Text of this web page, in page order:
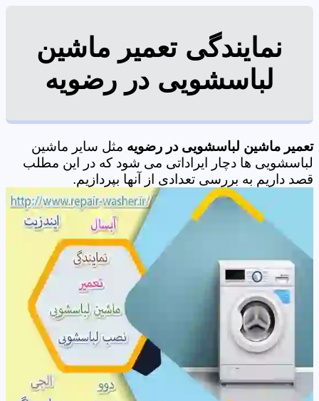
نمایندگی تعمیر ماشین
لباسشویی در رضویه
تعمیر ماشین لباسشویی در رضویه مثل سایر ماشین
لباسشویی ها دچار ایراداتی می شود که در این مطلب
قصد داریم به بررسی تعدادی از آنها بپردازیم.